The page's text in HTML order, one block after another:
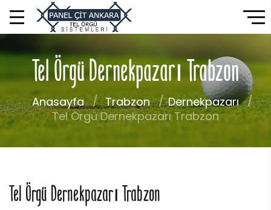
Tel Örgü Dernekpazarı Trabzon
Anasayfa Trabzon
Dernekpazarı
Tel Örgü Dernekpazarı Trabzon
Tel Örgü Dernekpazarı Trabzon